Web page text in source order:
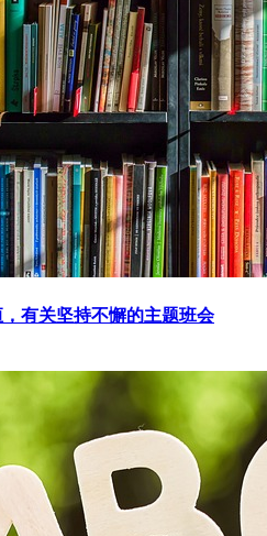
有关坚持不懈的主题班会